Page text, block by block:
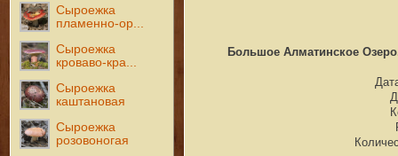
Сыроежка
пламенно-ор...
Сыроежка
кроваво-кра...
Сыроежка
каштановая
Сыроежка
розовоногая
Большое Алматинское